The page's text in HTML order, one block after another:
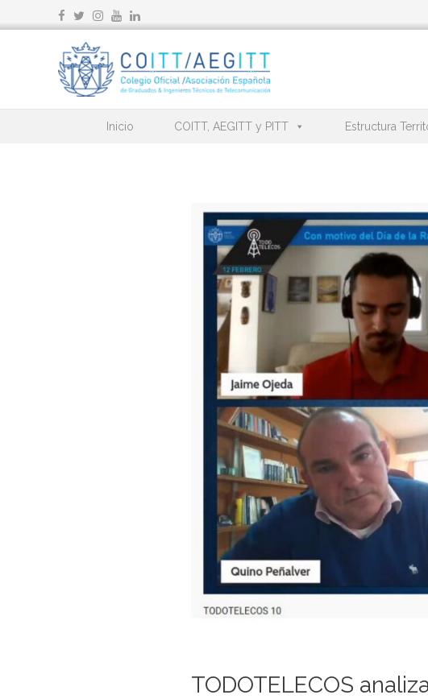
al
Inicio COITT, AEGITT y PITT Estructura
TODOTELECOS